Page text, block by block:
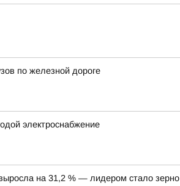
по железной дороге
электроснабжение
на 31,2 % — лидером стало зерно